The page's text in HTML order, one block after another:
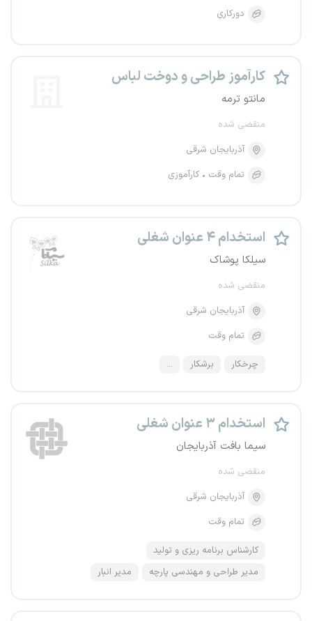
دورکاری
کارآموز طراحی و دوخت لباس
مانتو ترمه
منقضی شده
آذربایجان شرقی
تمام وقت
کارآموزی
استخدام ۴ عنوان شغلی
سیلکا پوشاک
منقضی شده
آذربایجان شرقی
تمام وقت
چرخکار برشکار ...
استخدام ۳ عنوان شغلی
سیما بافت آذربایجان
منقضی شده
آذربایجان شرقی
تمام وقت
کارشناس برنامه ریزی و تولید
مدیر طراحی و مهندسی پارچه
مدیر انبار